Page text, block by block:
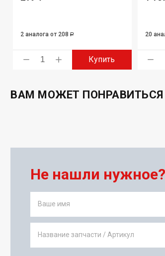
2 аналога от 208 Р
Купить
20
ВАМ МОЖЕТ ПОНРАВИТЬСЯ
Не нашли нужное?
Ваше имя
Название запчасти / Артикул